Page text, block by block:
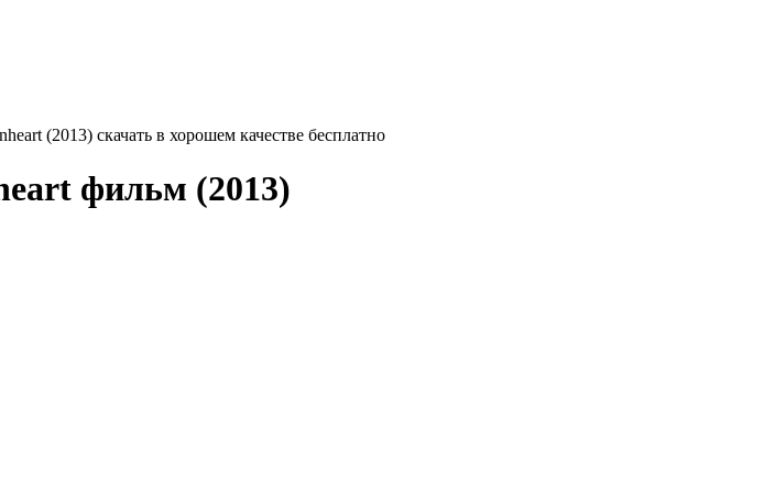
(2013) скачать в хорошем качестве бесплатно
фильм (2013)